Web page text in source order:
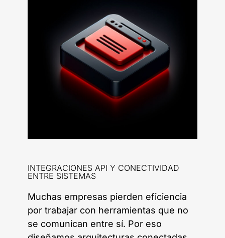
INTEGRACIONES API Y CONECTIVIDAD
ENTRE SISTEMAS
Muchas empresas pierden eficiencia
por trabajar con herramientas que no
se comunican entre sí. Por eso